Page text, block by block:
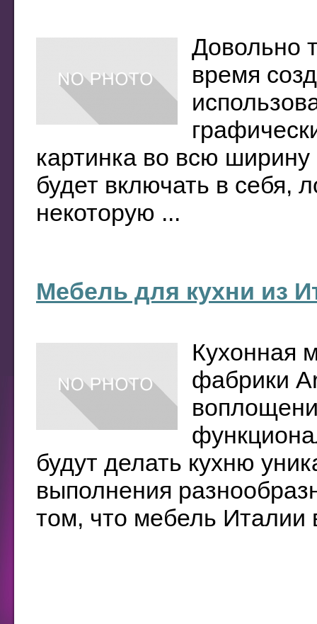
Довольно
время
картинка во всю
будет включать в себя,
некоторую ...
Мебель для кухни из
Кухонная
фабрики
будут делать кухню
выполнения
том, что мебель Италии